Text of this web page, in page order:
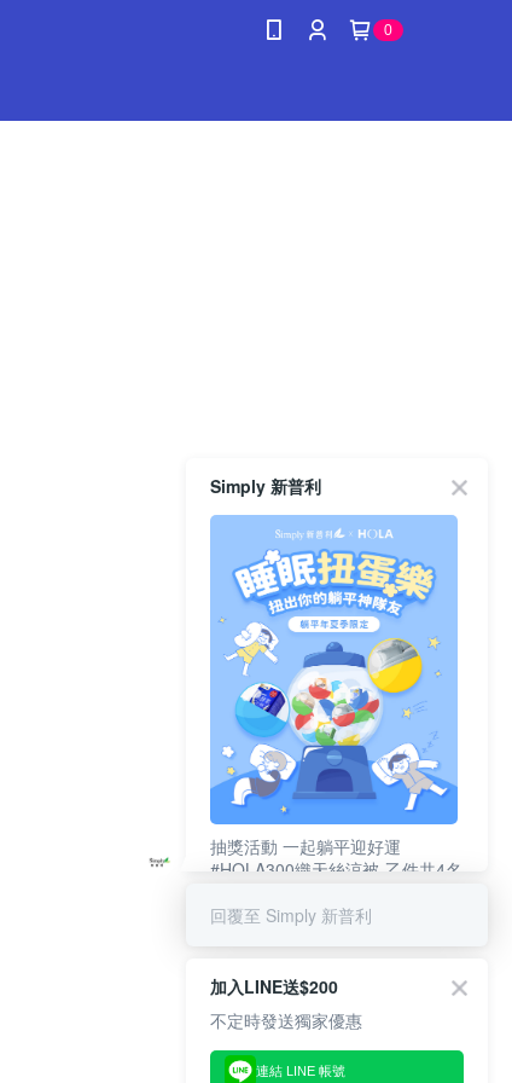
0
Simply 新普利
抽獎活動 一起躺平迎好運
#HOLA300織天絲涼被-乙件共4名
回覆至 Simply 新普利
加入LINE送$200
不定時發送獨家優惠
連結 LINE 帳號